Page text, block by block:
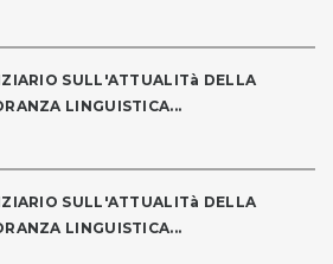
SULL'ATTUALITà DELLA
LINGUISTICA...
SULL'ATTUALITà DELLA
LINGUISTICA...